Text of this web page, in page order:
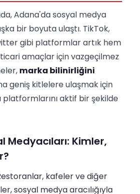
Adana'da sosyal medya
bir boyuta ulaştı. TikTok,
gibi platformlar artık hem
amaçlar için vazgeçilmez
marka bilinirliğini
geniş kitlelere ulaşmak için
aktif bir şekilde
Medyacıları: Kimler,
kafeler ve diğer
sosyal medya aracılığıyla